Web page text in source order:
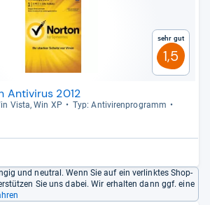
Sehr gut
1,5
Antivirus 2012
Vista, Win XP
Typ: Anti­vi­ren­pro­gramm
und neutral. Wenn Sie auf ein verlinktes Shop-
Sie uns dabei. Wir erhalten dann ggf. eine